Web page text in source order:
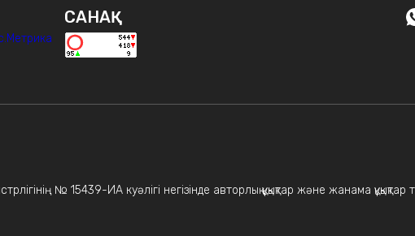
САНАҚ
№ 15439-ИА куәлігі негізінде авторлық құқықтар және жанама құқықтар